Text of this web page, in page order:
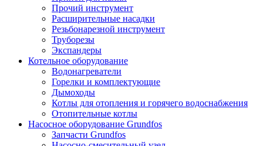
Прочий инструмент
Расширительные насадки
Резьбонарезной инструмент
Труборезы
Экспандеры
Котельное оборудование
Водонагреватели
Горелки и комплектующие
Дымоходы
Котлы для отопления и горячего водоснабжения
Отопительные котлы
Насосное оборудование Grundfos
Запчасти Grundfos